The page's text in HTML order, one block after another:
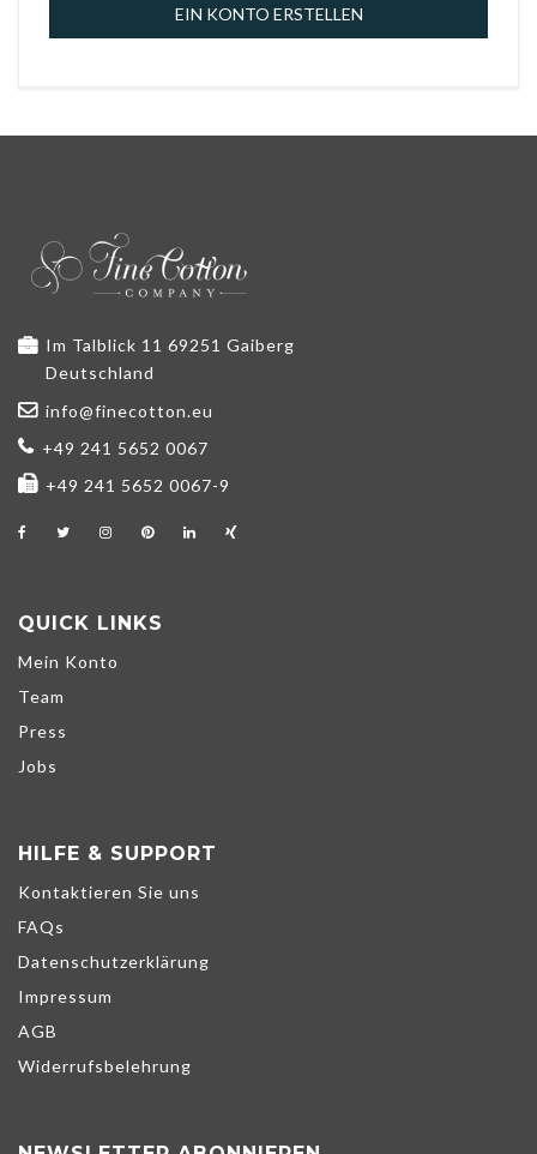
EIN KONTO ERSTELLEN
Im Talblick 11 69251 Gaiberg
Deutschland
info@finecotton.eu
+49 241 5652 0067
+49 241 5652 0067-9
QUICK LINKS
Mein Konto
Team
Press
Jobs
HILFE & SUPPORT
Kontaktieren Sie uns
FAQs
Datenschutzerklärung
Impressum
AGB
Widerrufsbelehrung